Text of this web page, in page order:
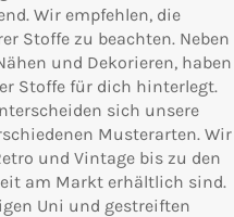
Wir empfehlen, die
Stoffe zu beachten. Neben
und Dekorieren, haben
Stoffe für dich hinterlegt.
sich unsere
Musterarten. Wir
und Vintage bis zu den
am Markt erhältlich sind.
Uni und gestreiften